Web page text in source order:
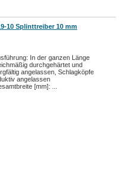
10 Splinttreiber 10 mm
In der ganzen Länge
durchgehärtet und
angelassen, Schlagköpfe
angelassen
[mm]: ...